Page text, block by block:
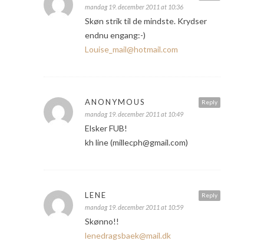
mandag 19. december 2011 at 10:36
Skøn strik til de mindste. Krydser
endnu engang:-)
Louise_mail@hotmail.com
Reply
ANONYMOUS
mandag 19. december 2011 at 10:49
Elsker FUB!
kh line (millecph@gmail.com)
Reply
LENE
mandag 19. december 2011 at 10:59
Skønno!!
lenedragsbaek@mail.dk